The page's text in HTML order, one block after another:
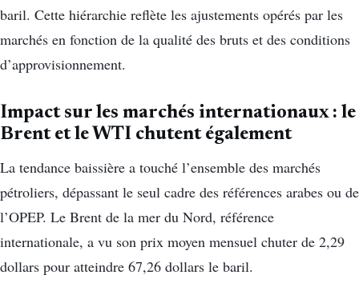
baril. Cette hiérarchie reflète les ajustements opérés par les
marchés en fonction de la qualité des bruts et des conditions
d’approvisionnement.
Impact sur les marchés internationaux : le
Brent et le WTI chutent également
La tendance baissière a touché l’ensemble des marchés
pétroliers, dépassant le seul cadre des références arabes ou de
l’OPEP. Le Brent de la mer du Nord, référence
internationale, a vu son prix moyen mensuel chuter de 2,29
dollars pour atteindre 67,26 dollars le baril.